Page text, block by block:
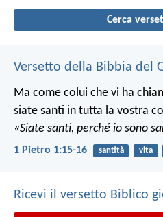
Cerca
Versetto della Bibbia del
Ma come colui che vi ha
siate santi in tutta la vostra
«Siate santi, perché io sono
1 Pietro 1:15-16 santità vita
Ricevi il versetto Biblico